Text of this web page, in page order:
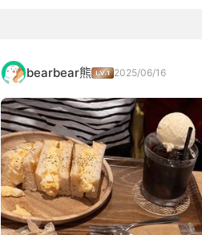
bearbear熊 2025/06/16